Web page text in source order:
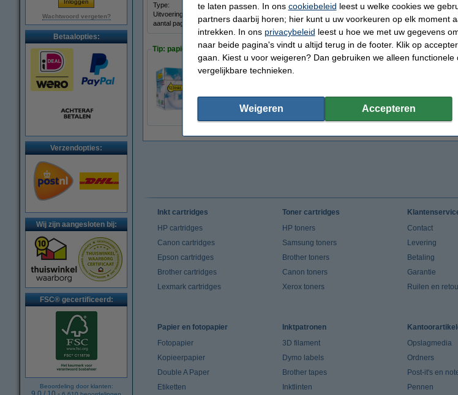
Wachtwoord vergeten?
Betaalopties:
Verzendopties:
Wij zijn aangesloten bij:
FSC® gecertificeerd:
Beoordeling door klanten:
Type:
toner cartridge
Uitvoering:
aantal pagina's:
± 13.300 pagina's
Tip: papier meebestellen
Inkt cartridges
HP cartridges
Canon cartridges
Epson cartridges
Brother cartridges
Lexmark cartridges
Toner cartridges
HP toners
Samsung toners
Brother toners
Canon toners
Xerox toners
Contact
Levering
Betaling
Garantie
Ruilen en
Papier en fotopapier
Fotopapier
Kopieerpapier
Double A Paper
Etiketten
Inktpatronen
3D filament
Dymo labels
Brother tapes
Inktlinten
Opslagmedia
Ordners
Post-it's en
Pennen
te laten passen. In ons cookiebeleid leest u welke cookies we
partners daarbij horen; hier kunt u uw voorkeuren op elk moment
intrekken. In ons privacybeleid leest u hoe we met uw gegevens
naar beide pagina's vindt u altijd terug in de footer. Klik op
gaan. Kiest u voor weigeren? Dan gebruiken we alleen functionele
vergelijkbare technieken.
Weigeren Accepteren